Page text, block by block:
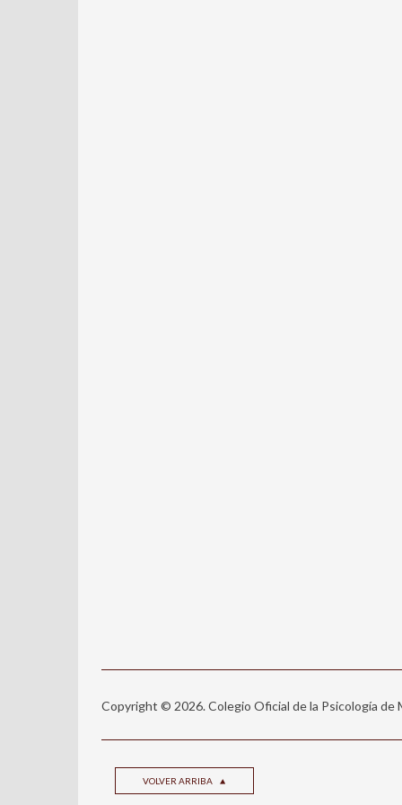
Copyright © 2026. Colegio Oficial de la Psicología de
VOLVER ARRIBA